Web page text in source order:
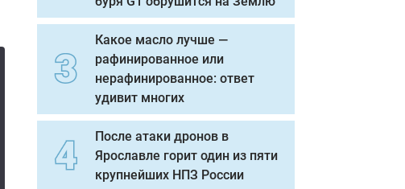
Какое масло лучше —
рафинированное или
нерафинированное: ответ
удивит многих
После атаки дронов в
Ярославле горит один из пяти
крупнейших НПЗ России